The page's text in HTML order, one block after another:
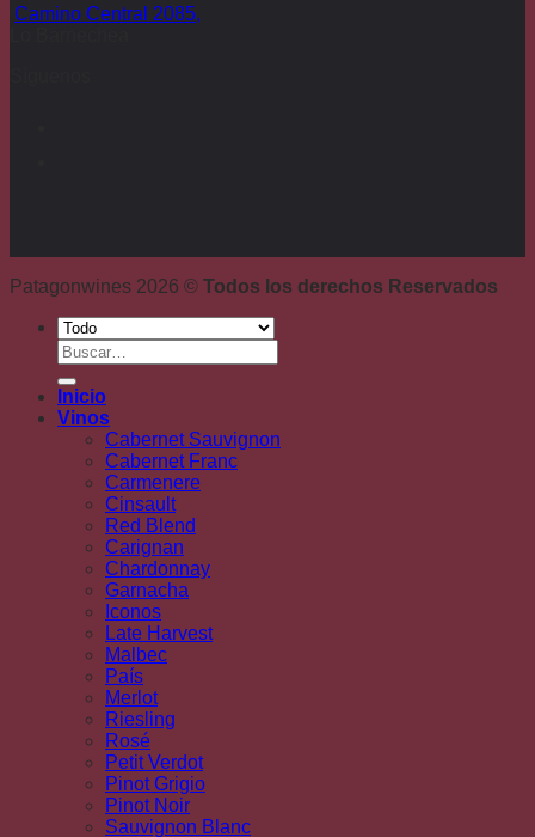
Camino Central 2085,
Patagonwines 2026 © Todos los derechos Reservados
Buscar
por:
Inicio
Vinos
Cabernet Sauvignon
Cabernet Franc
Carmenere
Cinsault
Red Blend
Carignan
Chardonnay
Garnacha
Iconos
Late Harvest
Malbec
País
Merlot
Riesling
Rosé
Petit Verdot
Pinot Grigio
Pinot Noir
Sauvignon Blanc